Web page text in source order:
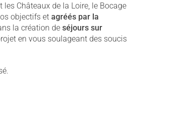
Châteaux de la Loire, le Bocage
objectifs et agréés par la
la création de séjours sur
en vous soulageant des soucis